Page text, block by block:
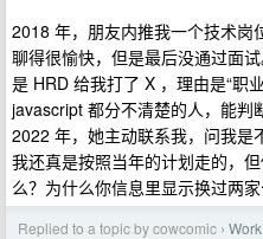
2018 年，朋友内推我一个技术岗
聊得很愉快，但是最后没通过面
是 HRD 给我打了 X ，理由是“职
javascript 都分不清楚的人，能判
2022 年，她主动联系我，问我是
我还真是按照当年的计划走的，
么？为什么你信息里显示换过两
Replied to a topic by cowcomic ›